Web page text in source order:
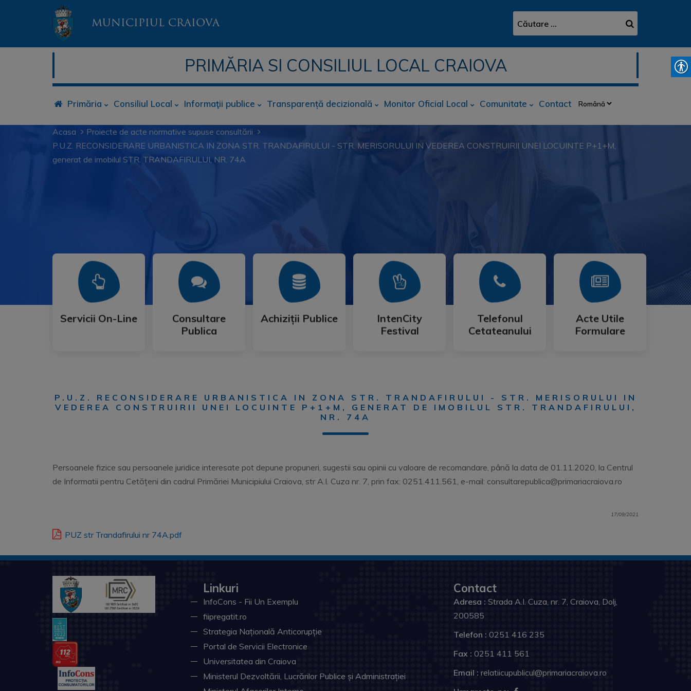
MUNICIPIUL CRAIOVA
PRIMĂRIA SI CONSILIUL LOCAL CRAIOVA
Primăria Consiliul Local Informaţii publice Transparență decizională Monitor Oficial Local Comunitate Contact
Acasa
Proiecte de acte normative supuse consultării
P.U.Z. RECONSIDERARE URBANISTICA IN ZONA STR. TRANDAFIRULUI - STR. MERISORULUI IN VEDEREA CONSTRUIRII UNEI LOCUINTE P+1+M,
generat de imobilul STR. TRANDAFIRULUI, NR. 74A
Servicii On-Line
Servicii On-Line
Mai Mult
Consultare
Publica
Consultare
Publica
Mai Mult
Achiziții Publice
Achiziții Publice
Mai Mult
IntenCity
Festival
IntenCity
Festival
Mai Mult
Telefonul
Cetateanului
Telefonul
Cetateanului
Mai Mult
Acte Utile
Formulare
Acte Utile
Formulare
Mai Mult
P.U.Z. RECONSIDERARE URBANISTICA IN ZONA STR. TRANDAFIRULUI - STR. MERISORULUI IN
VEDEREA CONSTRUIRII UNEI LOCUINTE P+1+M, GENERAT DE IMOBILUL STR. TRANDAFIRULUI,
NR. 74A
Persoanele fizice sau persoanele juridice interesate pot depune propuneri, sugestii sau opinii cu valoare de recomandare, până la data de 01.11.2020, la Centrul
de Informatii pentru Cetățeni din cadrul Primăriei Municipiului Craiova, str A.I. Cuza nr. 7, prin fax: 0251.411.561, e-mail: consultarepublica@primariacraiova.ro
17/09/2021
PUZ str Trandafirului nr 74A.pdf
Linkuri
InfoCons - Fii Un Exemplu
fiipregatit.ro
Strategia Națională Anticorupție
Portal de Servicii Electronice
Universitatea din Craiova
Ministerul Dezvoltării, Lucrărilor Publice și Administrației
Contact
Adresa : Strada A.I. Cuza, nr. 7, Craiova, Dolj,
200585
Telefon : 0251 416 235
Fax : 0251 411 561
Email : relatiicupublicul@primariacraiova.ro